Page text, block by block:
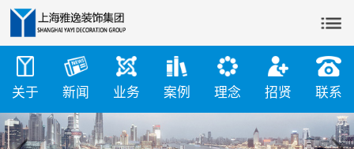

关于 新闻 业务 案例 理念 招贤 联系